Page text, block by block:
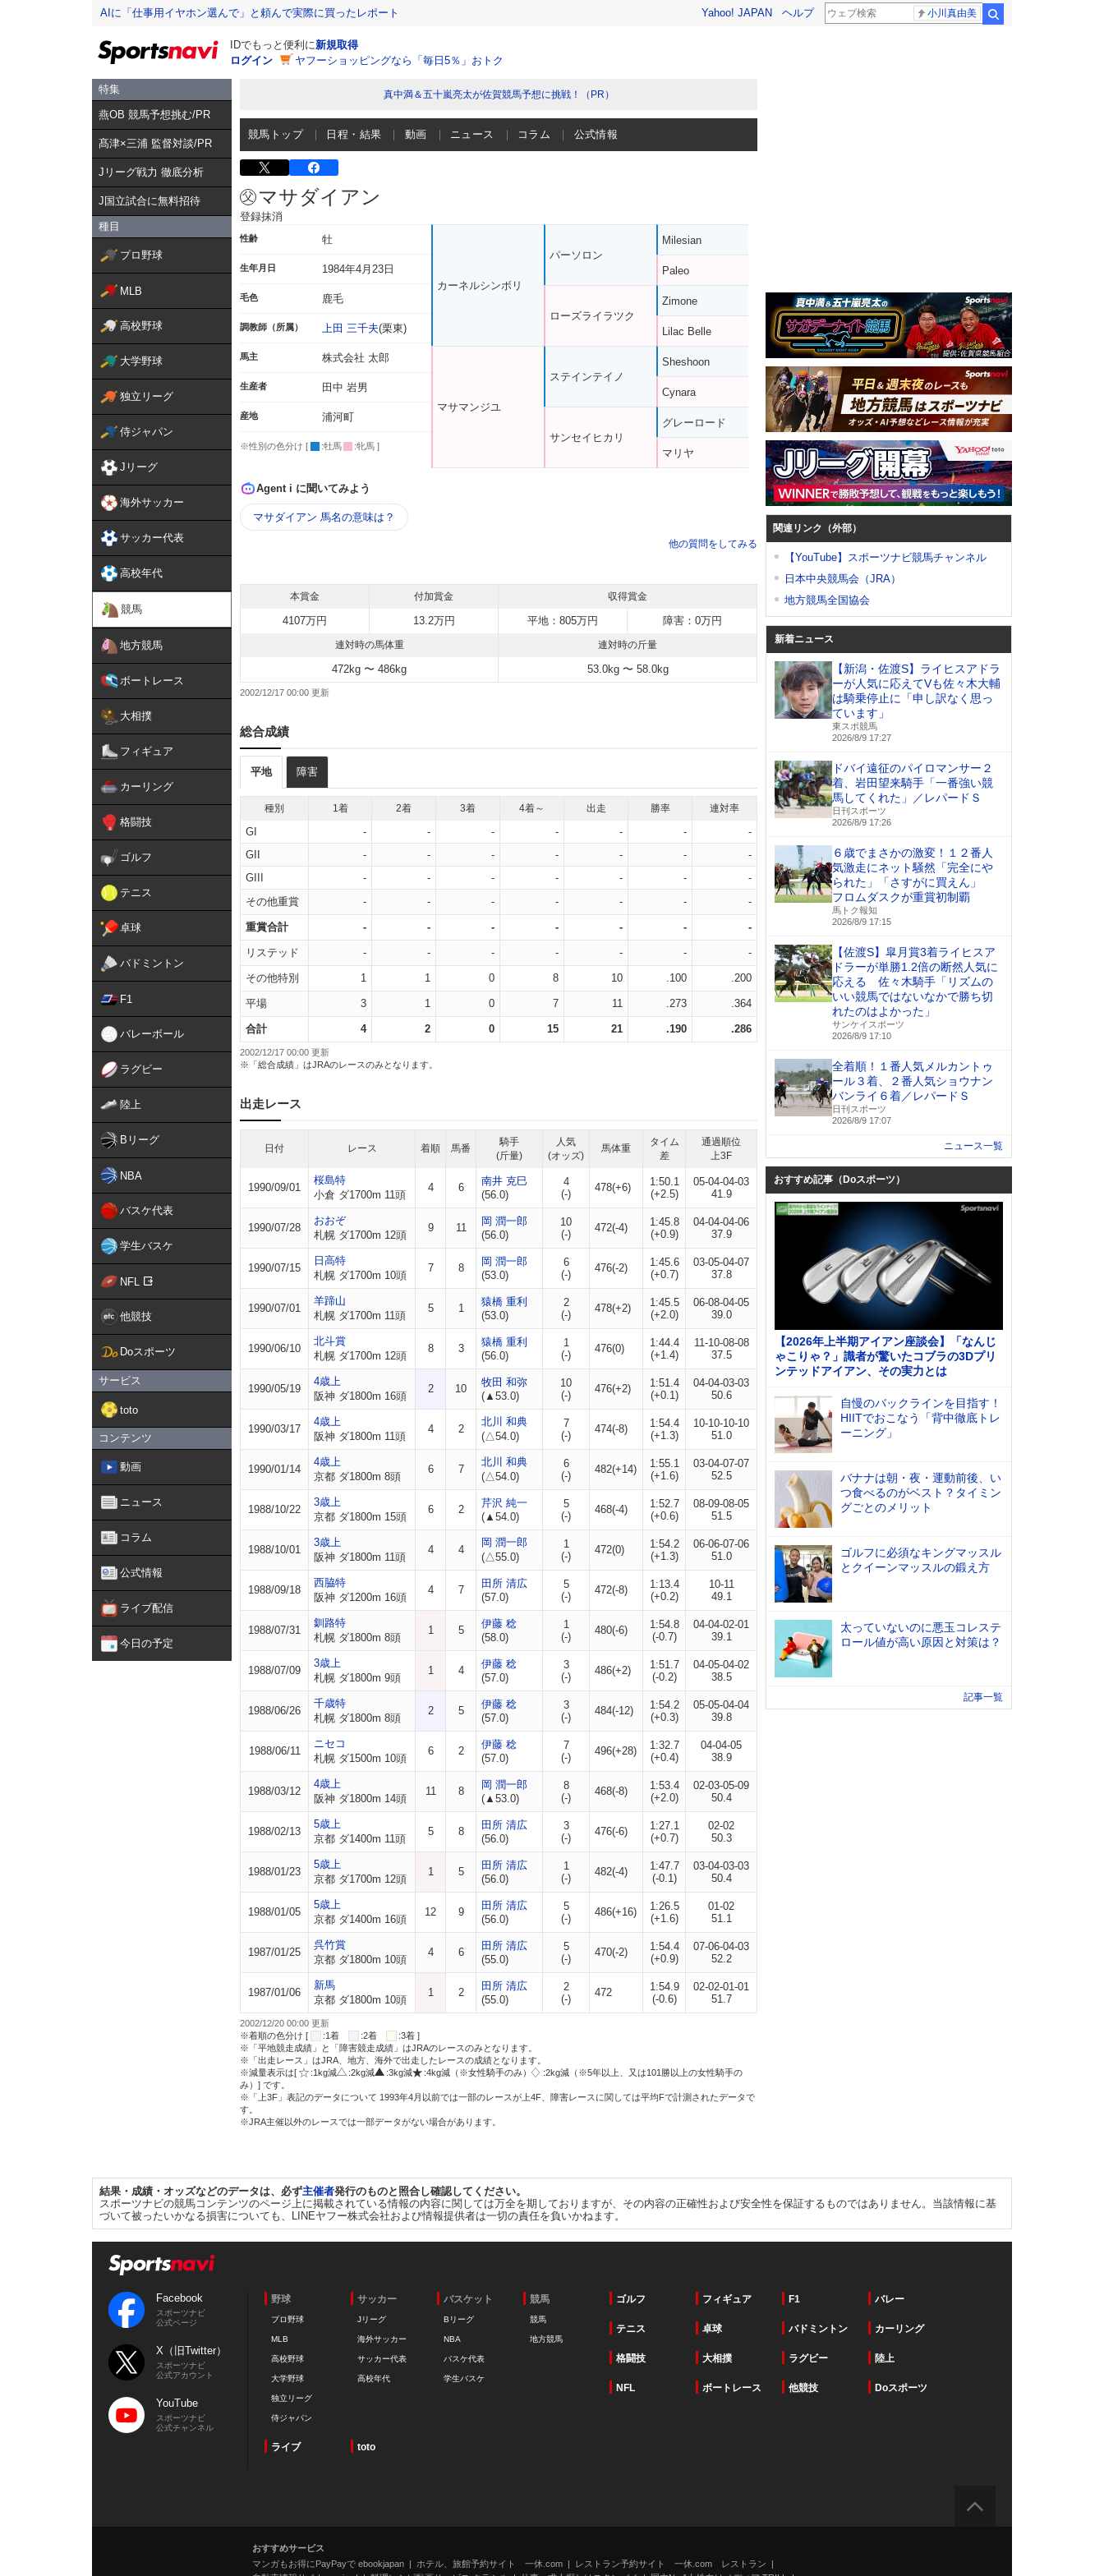
AIに「仕事用イヤホン選んで」と頼んで実際に買ったレポート Yahoo! JAPAN ヘルプ 小川真由美
IDでもっと便利に新規取得
ログイン
ヤフーショッピングなら「毎日5％」おトク
特集
燕OB 競馬予想挑む/PR
髙津×三浦 監督対談/PR
Jリーグ戦力 徹底分析
J国立試合に無料招待
種目
プロ野球
MLB
高校野球
大学野球
独立リーグ
侍ジャパン
Jリーグ
海外サッカー
サッカー代表
高校年代
競馬
地方競馬
ボートレース
大相撲
フィギュア
カーリング
格闘技
ゴルフ
テニス
卓球
バドミントン
F1
バレーボール
ラグビー
陸上
Bリーグ
NBA
バスケ代表
学生バスケ
NFL
他競技
Doスポーツ
サービス
toto
コンテンツ
動画
ニュース
コラム
公式情報
ライブ配信
今日の予定
真中満＆五十嵐亮太が佐賀競馬予想に挑戦！（PR）
競馬トップ 日程・結果 動画 ニュース コラム 公式情報
マサダイアン
登録抹消
性齢 牡
生年月日 1984年4月23日
毛色 鹿毛
調教師（所属） 上田 三千夫(栗東)
馬主 株式会社 太郎
生産者 田中 岩男
産地 浦河町
※性別の色分け [ :牡馬 :牝馬 ]
カーネルシンボリ
マサマンジユ
パーソロン
ローズライラツク
ステインテイノ
サンセイヒカリ
Milesian
Paleo
Zimone
Lilac Belle
Sheshoon
Cynara
グレーロード
マリヤ
Agent i に聞いてみよう
マサダイアン 馬名の意味は？
他の質問をしてみる
本賞金 付加賞金 収得賞金
4107万円 13.2万円 平地：805万円 障害：0万円
連対時の馬体重 連対時の斤量
472kg 〜 486kg 53.0kg 〜 58.0kg
2002/12/17 00:00
総合成績
平地 障害
種別 1着 2着 3着 4着～ 出走 勝率 連対率
GI - - - - - -
-
GII
- - - - - -
-
GIII
- - - - - -
-
その他重賞
- - - - - - -
重賞合計 - - - - - - -
リステッド - - - - - - -
その他特別 1 1 0 8 10 .100 .200
平場 3 1 0 7 11 .273 .364
合計 4 2 0 15 21 .190 .286
2002/12/17 00:00 更新
※「総合成績」はJRAのレースのみとなります。
出走レース
日付 レース 着順 馬番
騎手
(斤量)
人気
(オッズ)
馬体重
タイム
差
通過順位
上3F
1990/09/01
桜島特
小倉 ダ1700m 11頭
4 6
南井 克巳
(56.0)
4
(-)
478(+6)
1:50.1
(+2.5)
05-04-04-03
41.9
1990/07/28
おおぞ
札幌 ダ1700m 12頭
9 11
岡 潤一郎
(56.0)
10
(-)
472(-4)
1:45.8
(+0.9)
04-04-04-06
37.9
1990/07/15
日高特
札幌 ダ1700m 10頭
7 8
岡 潤一郎
(53.0)
6
(-)
476(-2)
1:45.6
(+0.7)
03-05-04-07
37.8
1990/07/01
羊蹄山
札幌 ダ1700m 11頭
5 1
猿橋 重利
(53.0)
2
(-)
478(+2)
1:45.5
(+2.0)
06-08-04-05
39.0
1990/06/10
北斗賞
札幌 ダ1700m 12頭
8 3
猿橋 重利
(56.0)
1
(-)
476(0)
1:44.4
(+1.4)
11-10-08-08
37.5
1990/05/19
4歳上
阪神 ダ1800m 16頭
2 10
牧田 和弥
(▲53.0)
10
(-)
476(+2)
1:51.4
(+0.1)
04-04-03-03
50.6
1990/03/17
4歳上
阪神 ダ1800m 11頭
4 2
北川 和典
(△54.0)
7
(-)
474(-8)
1:54.4
(+1.3)
10-10-10-10
51.0
1990/01/14
4歳上
京都 ダ1800m 8頭
6 7
北川 和典
(△54.0)
6
(-)
482(+14)
1:55.1
(+1.6)
03-04-07-07
52.5
1988/10/22
3歳上
京都 ダ1800m 15頭
6 2
芹沢 純一
(▲54.0)
5
(-)
468(-4)
1:52.7
(+0.6)
08-09-08-05
51.5
1988/10/01
3歳上
阪神 ダ1800m 11頭
4 4
岡 潤一郎
(△55.0)
1
(-)
472(0)
1:54.2
(+1.3)
06-06-07-06
51.0
1988/09/18
西脇特
阪神 ダ1200m 16頭
4 7
田所 清広
(57.0)
5
(-)
472(-8)
1:13.4
(+0.2)
10-11
49.1
1988/07/31
釧路特
札幌 ダ1800m 8頭
1 5
伊藤 稔
(58.0)
1
(-)
480(-6)
1:54.8
(-0.7)
04-04-02-01
39.1
1988/07/09
3歳上
札幌 ダ1800m 9頭
1 4
伊藤 稔
(57.0)
3
(-)
486(+2)
1:51.7
(-0.2)
04-05-04-02
38.5
1988/06/26
千歳特
札幌 ダ1800m 8頭
2 5
伊藤 稔
(57.0)
3
(-)
484(-12)
1:54.2
(+0.3)
05-05-04-04
39.8
1988/06/11
ニセコ
札幌 ダ1500m 10頭
6 2
伊藤 稔
(57.0)
7
(-)
496(+28)
1:32.7
(+0.4)
04-04-05
38.9
1988/03/12
4歳上
阪神 ダ1800m 14頭
11 8
岡 潤一郎
(▲53.0)
8
(-)
468(-8)
1:53.4
(+2.0)
02-03-05-09
50.4
1988/02/13
5歳上
京都 ダ1400m 11頭
5 8
田所 清広
(56.0)
3
(-)
476(-6)
1:27.1
(+0.7)
02-02
50.3
1988/01/23
5歳上
京都 ダ1700m 12頭
1 5
田所 清広
(56.0)
1
(-)
482(-4)
1:47.7
(-0.1)
03-04-03-03
50.4
1988/01/05
5歳上
京都 ダ1400m 16頭
12 9
田所 清広
(56.0)
5
(-)
486(+16)
1:26.5
(+1.6)
01-02
51.1
1987/01/25
呉竹賞
京都 ダ1800m 10頭
4 6
田所 清広
(55.0)
5
(-)
470(-2)
1:54.4
(+0.9)
07-06-04-03
52.2
1987/01/06
新馬
京都 ダ1800m 10頭
1 2
田所 清広
(55.0)
2
(-)
472
1:54.9
(-0.6)
02-02-01-01
51.7
2002/12/20 00:00 更新
※着順の色分け [
:1着 :2着
:3着 ]
※「平地競走成績」と「障害競走成績」はJRAのレースのみとなります。
※「出走レース」はJRA、地方、海外で出走したレースの成績となります。
※減量表示は[
:1kg減 :2kg減 :3kg減 :4kg減（※女性騎手のみ）
:2kg減（※5年以上、又は101勝以上の女性騎手の
み）] です。
※「上3F」表記のデータについて 1993年4月以前では一部のレースが上4F、障害レースに関しては平均Fで計測されたデータで
す。
※JRA主催以外のレースでは一部データがない場合があります。
関連リンク（外部）
【YouTube】スポーツナビ競馬チャンネル
日本中央競馬会（JRA）
地方競馬全国協会
新着ニュース
【新潟・佐渡S】ライヒスアドラ
ーが人気に応えてVも佐々木大輔
は騎乗停止に「申し訳なく思っ
ています」
東スポ競馬
2026/8/9 17:27
ドバイ遠征のパイロマンサー２
着、岩田望来騎手「一番強い競
馬してくれた」／レパードＳ
日刊スポーツ
2026/8/9 17:26
６歳でまさかの激変！１２番人
気激走にネット騒然「完全にや
られた」「さすがに買えん」
フロムダスクが重賞初制覇
馬トク報知
2026/8/9 17:15
【佐渡S】皐月賞3着ライヒスア
ドラーが単勝1.2倍の断然人気に
応える 佐々木騎手「リズムの
いい競馬ではないなかで勝ち切
れたのはよかった」
サンケイスポーツ
2026/8/9 17:10
全着順！１番人気メルカントゥ
ール３着、２番人気ショウナン
バンライ６着／レパードＳ
日刊スポーツ
2026/8/9 17:07
ニュース一覧
おすすめ記事（Doスポーツ）
【2026年上半期アイアン座談会】「なんじ
ゃこりゃ？」識者が驚いたコブラの3Dプリ
ンテッドアイアン、その実力とは
自慢のバックラインを目指す！
HIITでおこなう「背中徹底トレ
ーニング」
バナナは朝・夜・運動前後、い
つ食べるのがベスト？タイミン
グごとのメリット
ゴルフに必須なキングマッスル
とクイーンマッスルの鍛え方
太っていないのに悪玉コレステ
ロール値が高い原因と対策は？
記事一覧
結果・成績・オッズなどのデータは、必ず主催者発行のものと照合し確認してください。
スポーツナビの競馬コンテンツのページ上に掲載されている情報の内容に関しては万全を期しておりますが、その内容の正確性および安全性を保証するものではありません。当該情報に基
づいて被ったいかなる損害についても、LINEヤフー株式会社および情報提供者は一切の責任を負いかねます。
Facebook
スポーツナビ
公式ページ
X（旧Twitter）
スポーツナビ
公式アカウント
YouTube
スポーツナビ
公式チャンネル
野球
プロ野球
MLB
高校野球
大学野球
独立リーグ
侍ジャパン
サッカー
Jリーグ
海外サッカー
サッカー代表
高校年代
バスケット
Bリーグ
NBA
バスケ代表
学生バスケ
競馬
競馬
地方競馬
ゴルフ フィギュア F1 バレー
テニス 卓球 バドミントン カーリング
格闘技 大相撲 ラグビー 陸上
NFL ボートレース 他競技 Doスポーツ
ライブ toto
おすすめサービス
マンガもお得にPayPayで ebookjapan
ホテル、旅館予約サイト 一休.com
レストラン予約サイト 一休.com レストラン